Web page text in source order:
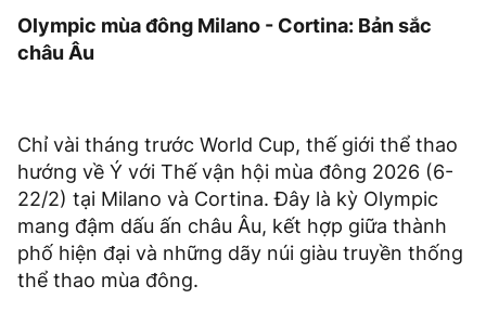
Olympic mùa đông Milano - Cortina: Bản sắc
châu Âu
Chỉ vài tháng trước World Cup, thế giới thể thao
hướng về Ý với Thế vận hội mùa đông 2026 (6-
22/2) tại Milano và Cortina. Đây là kỳ Olympic
mang đậm dấu ấn châu Âu, kết hợp giữa thành
phố hiện đại và những dãy núi giàu truyền thống
thể thao mùa đông.